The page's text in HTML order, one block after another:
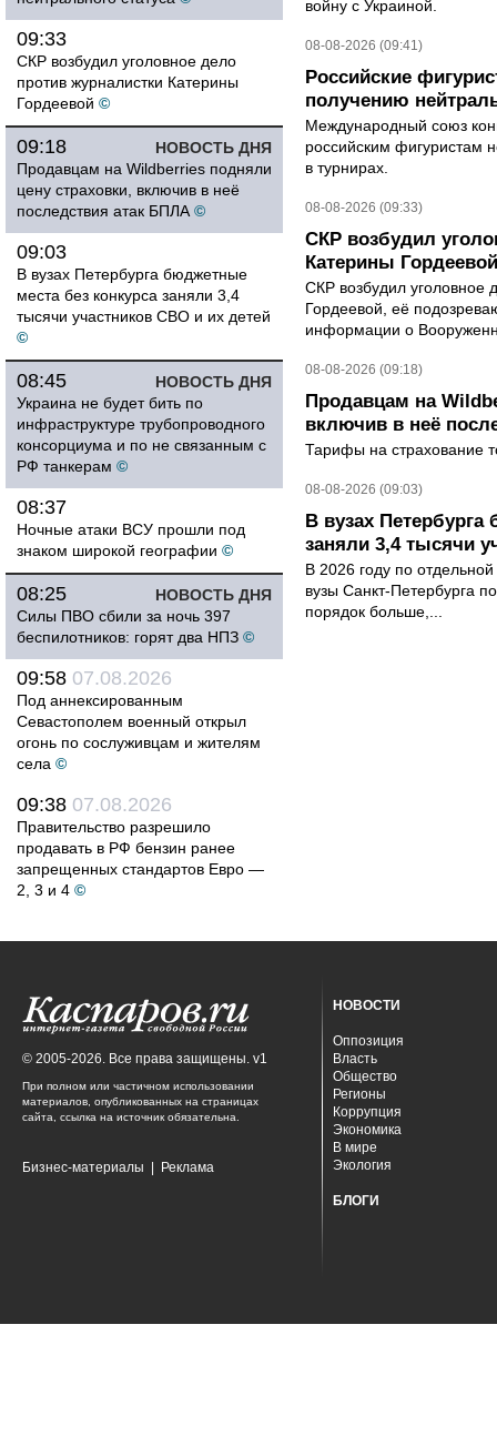
09:33
СКР возбудил уголовное дело
против журналистки Катерины
Гордеевой ©
НОВОСТЬ ДНЯ
09:18
Продавцам на Wildberries подняли
цену страховки, включив в неё
последствия атак БПЛА ©
09:03
В вузах Петербурга бюджетные
места без конкурса заняли 3,4
тысячи участников СВО и их детей
©
НОВОСТЬ ДНЯ
08:45
Украина не будет бить по
инфраструктуре трубопроводного
консорциума и по не связанным с
РФ танкерам ©
08:37
Ночные атаки ВСУ прошли под
знаком широкой географии ©
НОВОСТЬ ДНЯ
08:25
Силы ПВО сбили за ночь 397
беспилотников: горят два НПЗ ©
09:58 07.08.2026
Под аннексированным
Севастополем военный открыл
огонь по сослуживцам и жителям
села ©
09:38 07.08.2026
Правительство разрешило
продавать в РФ бензин ранее
запрещенных стандартов Евро —
2, 3 и 4 ©
войну с Украиной.
08-08-2026 (09:41)
Российские
получению
Международный союз
российским фигуристам
в турнирах.
08-08-2026 (09:33)
СКР возбудил
Катерины Гордеевой
СКР возбудил уголовное
Гордеевой, её
информации о
08-08-2026 (09:18)
Продавцам на
включив в неё
Тарифы на страхование
08-08-2026 (09:03)
В вузах
заняли 3,4 тысячи
В 2026 году по
вузы Санкт-Петербурга
порядок больше,...
© 2005-2026. Все права защищены. v1
При полном или частичном использовании
материалов, опубликованных на страницах
сайта, ссылка на источник обязательна.
Бизнес-материалы Реклама
НОВОСТИ
Оппозиция
Власть
Общество
Регионы
Коррупция
Экономика
В мире
Экология
БЛОГИ